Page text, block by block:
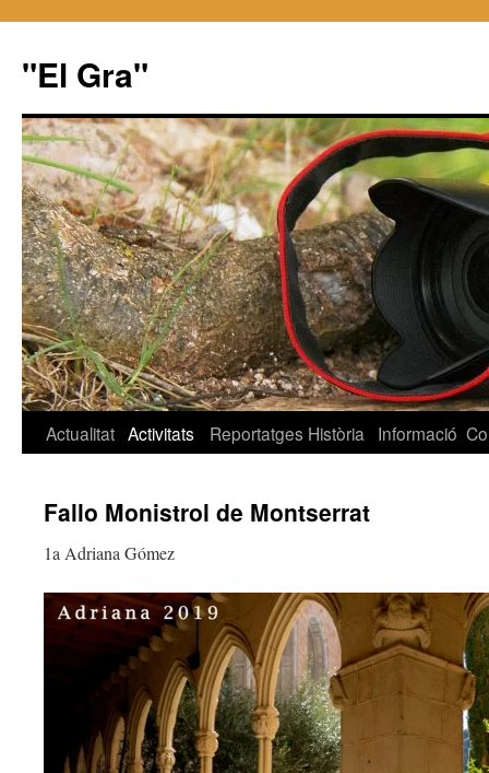
"El Gra"
Saltar
contenido
Actualitat Activitats Reportatges Història Informació
Fallo Monistrol de Montserrat
1a Adriana Gómez